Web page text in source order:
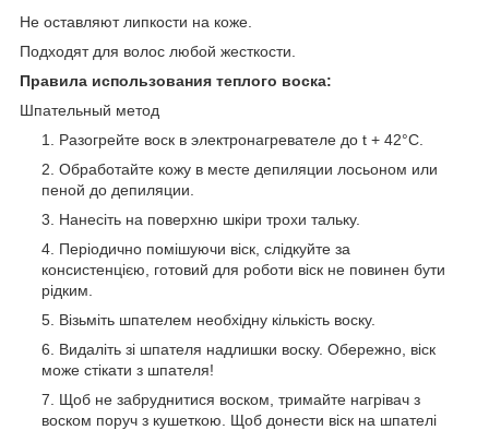
Не оставляют липкости на коже.
Подходят для волос любой жесткости.
Правила использования теплого воска:
Шпательный метод
Разогрейте воск в электронагревателе до t + 42°С.
Обработайте кожу в месте депиляции лосьоном или
пеной до депиляции.
Нанесіть на поверхню шкіри трохи тальку.
Періодично помішуючи віск, слідкуйте за
консистенцією, готовий для роботи віск не повинен бути
рідким.
Візьміть шпателем необхідну кількість воску.
Видаліть зі шпателя надлишки воску. Обережно, віск
може стікати з шпателя!
Щоб не забруднитися воском, тримайте нагрівач з
воском поруч з кушеткою. Щоб донести віск на шпателі